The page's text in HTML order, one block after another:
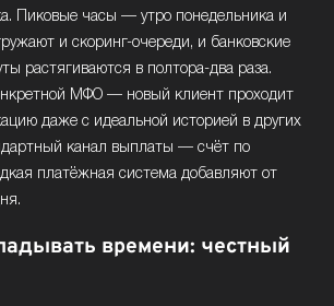
Пиковые часы — утро понедельника и
и скоринг-очереди, и банковские
растягиваются в полтора-два раза.
МФО — новый клиент проходит
даже с идеальной историей в других
канал выплаты — счёт по
платёжная система добавляют от
времени: честный